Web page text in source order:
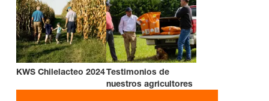
KWS Chilelacteo 2024Testimonios de
nuestros agricultores